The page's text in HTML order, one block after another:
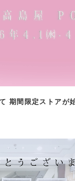
期間限定ストアが